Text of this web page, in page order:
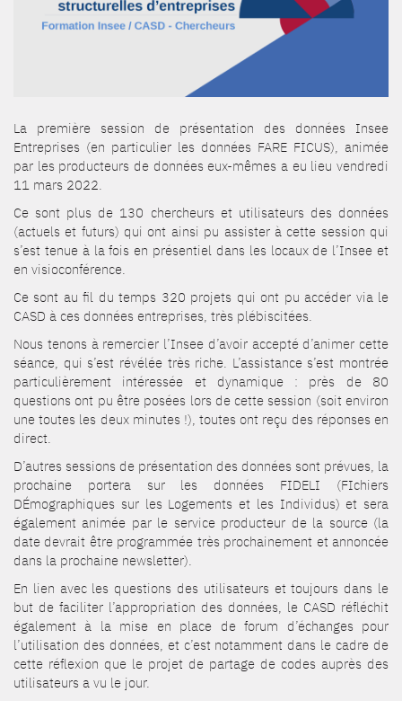
La première session de présentation des données Insee
Entreprises (en particulier les données FARE FICUS), animée
par les producteurs de données eux-mêmes a eu lieu vendredi
11 mars 2022.
Ce sont plus de 130 chercheurs et utilisateurs des données
(actuels et futurs) qui ont ainsi pu assister à cette session qui
s’est tenue à la fois en présentiel dans les locaux de l’Insee et
en visioconférence.
Ce sont au fil du temps 320 projets qui ont pu accéder via le
CASD à ces données entreprises, très plébiscitées.
Nous tenons à remercier l’Insee d’avoir accepté d’animer cette
séance, qui s’est révélée très riche. L’assistance s’est montrée
particulièrement intéressée et dynamique : près de 80
questions ont pu être posées lors de cette session (soit environ
une toutes les deux minutes !), toutes ont reçu des réponses en
direct.
D’autres sessions de présentation des données sont prévues, la
prochaine portera sur les données FIDELI (FIchiers
DÉmographiques sur les Logements et les Individus) et sera
également animée par le service producteur de la source (la
date devrait être programmée très prochainement et annoncée
dans la prochaine newsletter).
En lien avec les questions des utilisateurs et toujours dans le
but de faciliter l’appropriation des données, le CASD réfléchit
également à la mise en place de forum d’échanges pour
l’utilisation des données, et c’est notamment dans le cadre de
cette réflexion que le projet de partage de codes auprès des
utilisateurs a vu le jour.